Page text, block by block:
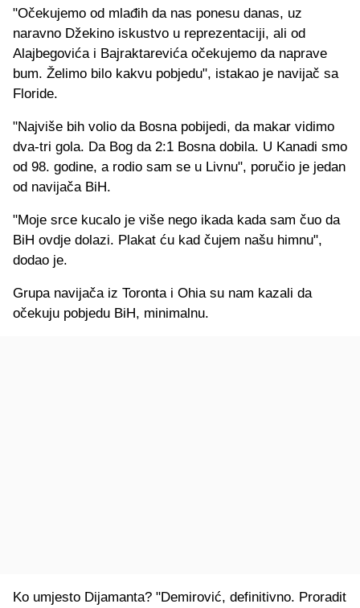
"Očekujemo od mlađih da nas ponesu danas, uz
naravno Džekino iskustvo u reprezentaciji, ali od
Alajbegovića i Bajraktarevića očekujemo da naprave
bum. Želimo bilo kakvu pobjedu", istakao je navijač sa
Floride.
"Najviše bih volio da Bosna pobijedi, da makar vidimo
dva-tri gola. Da Bog da 2:1 Bosna dobila. U Kanadi smo
od 98. godine, a rodio sam se u Livnu", poručio je jedan
od navijača BiH.
"Moje srce kucalo je više nego ikada kada sam čuo da
BiH ovdje dolazi. Plakat ću kad čujem našu himnu",
dodao je.
Grupa navijača iz Toronta i Ohia su nam kazali da
očekuju pobjedu BiH, minimalnu.
Ko umjesto Dijamanta? "Demirović, definitivno. Proradit